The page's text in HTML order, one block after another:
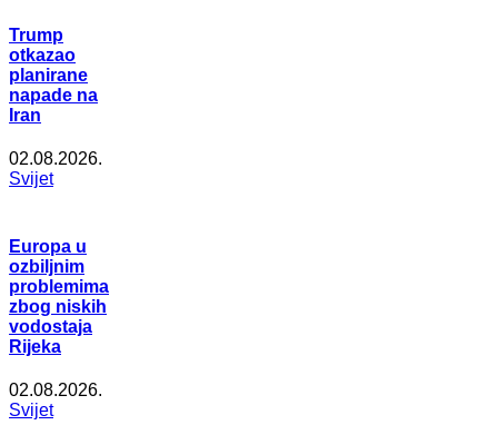
Trump
otkazao
planirane
napade na
Iran
02.08.2026.
Svijet
Europa u
ozbiljnim
problemima
zbog niskih
vodostaja
Rijeka
02.08.2026.
Svijet